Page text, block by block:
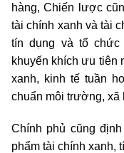
hàng, Chiến lược
tài chính xanh và tài
tín dụng và tổ
khuyến khích ưu tiên
xanh, kinh tế tuần
chuẩn môi trường, xã
Chính phủ cũng
phẩm tài chính xanh,